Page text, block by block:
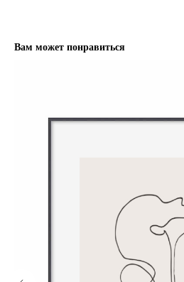
Вам может понравиться